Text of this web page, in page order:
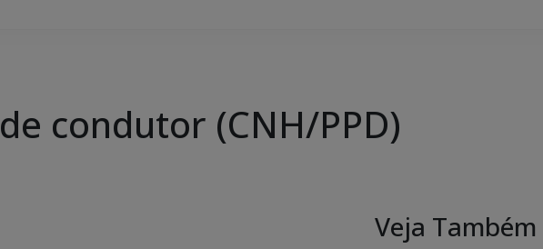
condutor (CNH/PPD)
Veja Também